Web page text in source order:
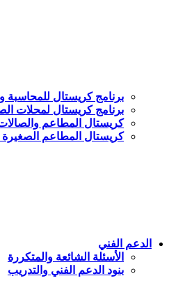
برنامج كريستال للمحاسبة
برنامج كريستال لمحلات
كريستال المطاعم
كريستال المطاعم
الدعم الفني
الأسئلة الشائعة والمتكررة
بنود الدعم الفني والتدريب